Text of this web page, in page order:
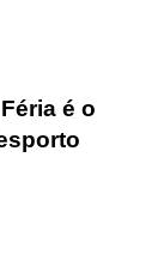
é o